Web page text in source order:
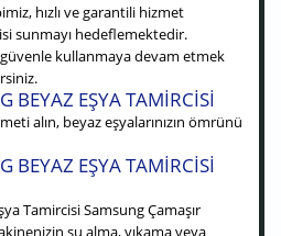
hızlı ve garantili hizmet
sunmayı hedeflemektedir.
güvenle kullanmaya devam etmek
BEYAZ EŞYA TAMIRCISI
alın, beyaz eşyalarınızın ömrünü
BEYAZ EŞYA TAMIRCISI
Tamircisi Samsung Çamaşır
su alma, yıkama veya